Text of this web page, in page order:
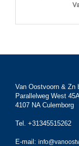
Van Oostvoorn & Zn
Parallelweg West
4107 NA Culemborg
Tel. +31345515262
E-mail: